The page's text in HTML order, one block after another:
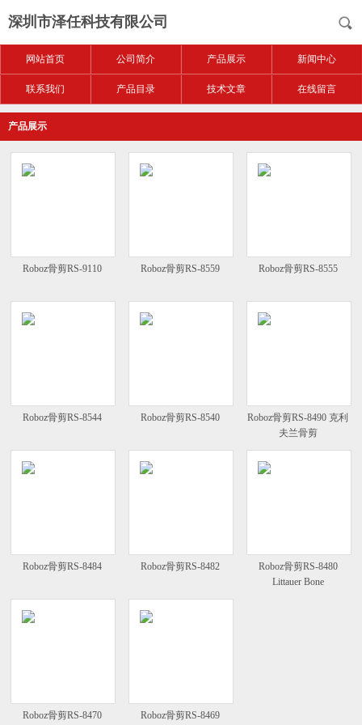
深圳市泽任科技有限公司
网站首页 公司简介 产品展示 新闻中心
联系我们 产品目录 技术文章 在线留言
产品展示
Roboz骨剪RS-9110 Roboz骨剪RS-8559 Roboz骨剪RS-8555
Roboz骨剪RS-8544 Roboz骨剪RS-8540
Roboz骨剪RS-8490 克利
夫兰骨剪
Roboz骨剪RS-8484 Roboz骨剪RS-8482
Roboz骨剪RS-8480
Littauer Bone
Roboz骨剪RS-8470 Roboz骨剪RS-8469